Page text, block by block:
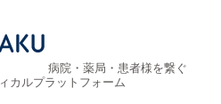
病院・薬局・患者様を繋ぐ
カルプラットフォーム